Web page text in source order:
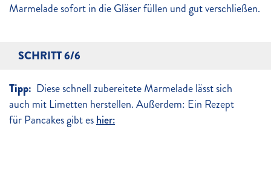
Marmelade sofort in die Gläser füllen und gut verschließen.
SCHRITT 6/6
Tipp: Diese schnell zubereitete Marmelade lässt sich
auch mit Limetten herstellen. Außerdem: Ein Rezept
für Pancakes gibt eshier: